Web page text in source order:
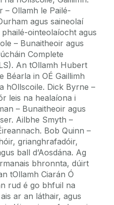
– Ollamh le Pailé-
agus saineolaí
ointeolaíocht agus
– Bunaitheoir agus
Complete
An tOllamh Hubert
Béarla in OÉ Gaillimh
hOllscoile. Dick Byrne –
leis na healaíona i
– Bunaitheoir agus
Ailbhe Smyth –
Bob Quinn –
grianghrafadóir,
ball d’Aosdána. Ag
bhronnta, dúirt
tOllamh Ciarán Ó
rud é go bhfuil na
ar an láthair, agus